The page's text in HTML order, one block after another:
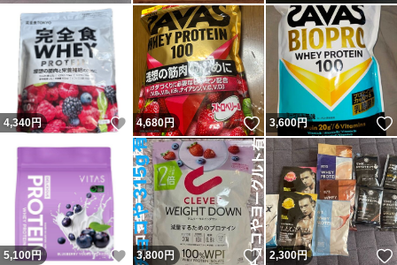
4,340円 いいね！
4,680円 いいね！
3,600円
5,100円 いいね！
3,800円 いいね！
2,300円